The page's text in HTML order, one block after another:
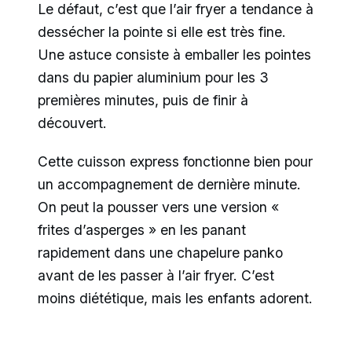
Le défaut, c’est que l’air fryer a tendance à
dessécher la pointe si elle est très fine.
Une astuce consiste à emballer les pointes
dans du papier aluminium pour les 3
premières minutes, puis de finir à
découvert.
Cette cuisson express fonctionne bien pour
un accompagnement de dernière minute.
On peut la pousser vers une version «
frites d’asperges » en les panant
rapidement dans une chapelure panko
avant de les passer à l’air fryer. C’est
moins diététique, mais les enfants adorent.